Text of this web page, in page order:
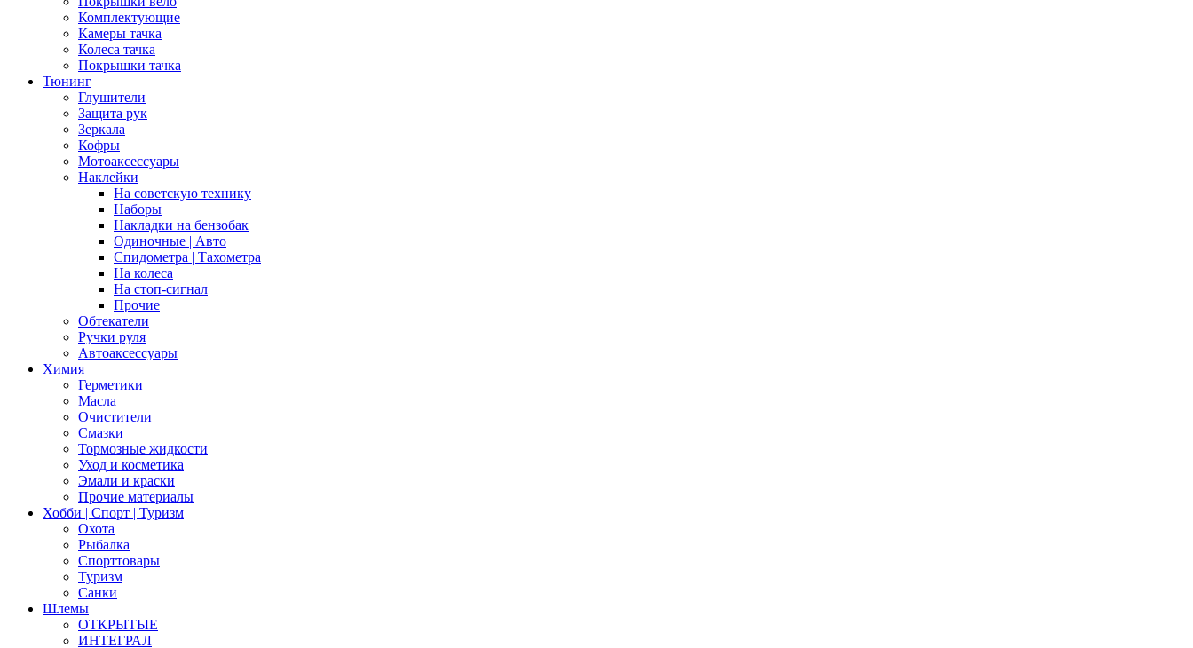
Комплектующие
Камеры тачка
Колеса тачка
Покрышки тачка
Тюнинг
Глушители
Защита рук
Зеркала
Кофры
Мотоаксессуары
Наклейки
На советскую технику
Наборы
Накладки на бензобак
Одиночные | Авто
Спидометра | Тахометра
На колеса
На стоп-сигнал
Прочие
Обтекатели
Ручки руля
Автоаксессуары
Химия
Герметики
Масла
Очистители
Смазки
Тормозные жидкости
Уход и косметика
Эмали и краски
Прочие материалы
Хобби | Cпорт | Туризм
Охота
Рыбалка
Спорттовары
Туризм
Санки
Шлемы
ОТКРЫТЫЕ
ИНТЕГРАЛ